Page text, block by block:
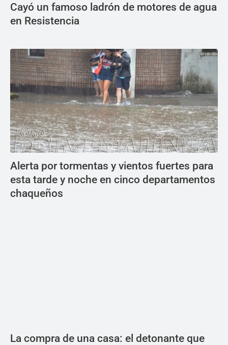
Cayó un famoso ladrón de motores de agua
en Resistencia
Alerta por tormentas y vientos fuertes para
esta tarde y noche en cinco departamentos
chaqueños
La compra de una casa: el detonante que